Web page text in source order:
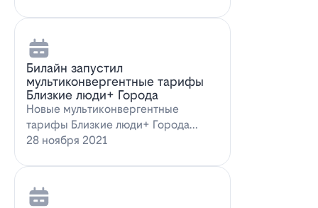
Билайн запустил
мультиконвергентные тарифы
Близкие люди+ Города
Новые мультиконвергентные
тарифы Близкие люди+ Города
от БилайнОператор Билайн радует
28 ноября 2021